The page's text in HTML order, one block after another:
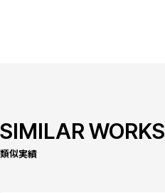
SIMILAR WORKS
類似実績